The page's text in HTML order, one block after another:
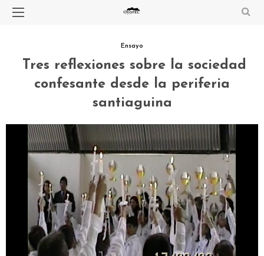
Ensayo
Tres reflexiones sobre la sociedad
confesante desde la periferia
santiaguina